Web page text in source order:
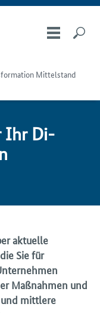
Mittelstand
Ihr Di­
aktuelle
Sie für
Maßnahmen und
mittlere